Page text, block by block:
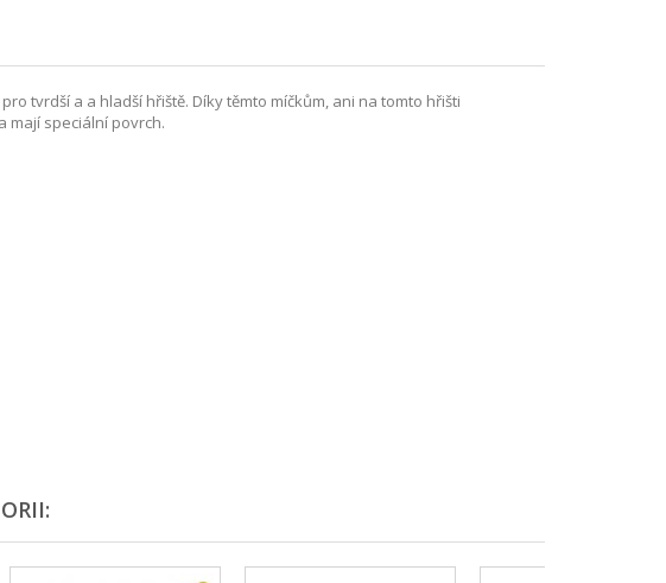
tvrdší a a hladší hřiště. Díky těmto míčkům, ani na tomto hřišti
mají speciální povrch.